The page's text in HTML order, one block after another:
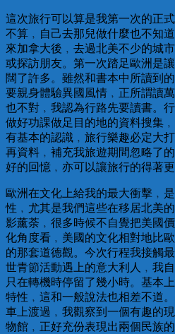
這次旅行可以算是我第一次的正
不算﹐自己去那兒做什麼也不知
來加拿大後﹐去過北美不少的城
或探訪朋友。第一次踏足歐洲是
闊了許多。雖然和書本中所讀到
要親身體驗異國風情﹐正所謂讀
也不對﹐我認為行路先要讀書。
做好功課做足目的地的資料搜集
有基本的認識﹐旅行樂趣必定大
再資料﹐補充我旅遊期間忽略了
好的回憶﹐亦可以讓旅行的得著更
歐洲在文化上給我的最大衝擊﹐
性﹐尤其是我們這些在移居北美
影薰荼﹐很多時候不自覺把美國
化角度看﹐美國的文化相對地比
的那套道德觀。今次行程我接觸
世青節活動遇上的意大利人﹐我
只在轉機時停留了幾小時。基本
特性﹐這和一般說法也相差不道
車上渡過﹐我觀察到一個有趣的
物館﹐正好充份表現出兩個民族